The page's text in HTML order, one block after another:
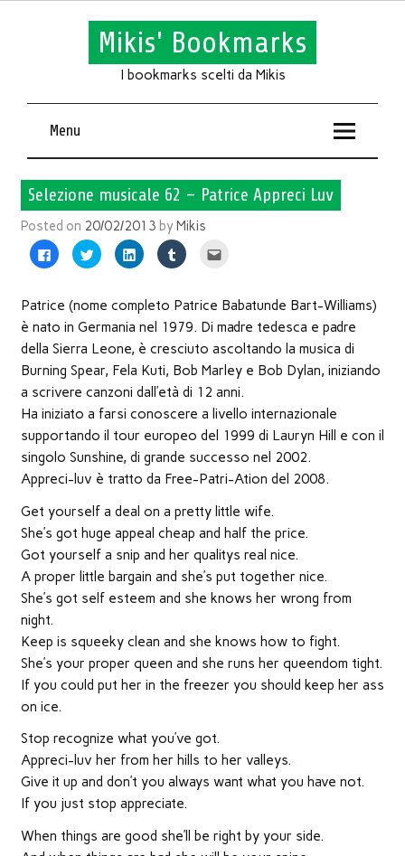
Mikis' Bookmarks
I bookmarks scelti da Mikis
Menu
Selezione musicale 62 – Patrice Appreci Luv
Posted on 20/02/2013 byMikis
Fai
clic
Facebook
apre
una
finestra)
Fai
clic
su
(Si
in
nuova
finestra)
Fai
clic
su
LinkedIn
(Si
in
nuova
finestra)
Fai
clic
su
(Si
in
nuova
l'articolo
mail
un
(Si
apre
in
nuova
Patrice (nome completo Patrice Babatunde Bart-Williams)
è nato in Germania nel 1979. Di madre tedesca e padre
della Sierra Leone, è cresciuto ascoltando la musica di
Burning Spear, Fela Kuti, Bob Marley e Bob Dylan, iniziando
a scrivere canzoni dall’età di 12 anni.
Ha iniziato a farsi conoscere a livello internazionale
supportando il tour europeo del 1999 di Lauryn Hill e con il
singolo Sunshine, di grande successo nel 2002.
Appreci-luv è tratto da Free-Patri-Ation del 2008.
Get yourself a deal on a pretty little wife.
She’s got huge appeal cheap and half the price.
Got yourself a snip and her qualitys real nice.
A proper little bargain and she’s put together nice.
She’s got self esteem and she knows her wrong from
night.
Keep is squeeky clean and she knows how to fight.
She’s your proper queen and she runs her queendom tight.
If you could put her in the freezer you should keep her ass
on ice.
Stop recognize what you’ve got.
Appreci-luv her from her hills to her valleys.
Give it up and don’t you always want what you have not.
If you just stop appreciate.
When things are good she’ll be right by your side.